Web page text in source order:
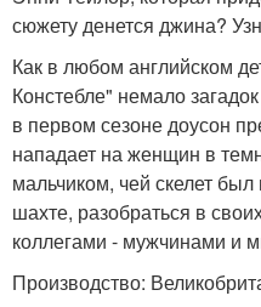
сюжету денется джина?
Как в любом английском
Констебле" немало
в первом сезоне доусон
нападает на женщин в
мальчиком, чей скелет
шахте, разобраться в
коллегами - мужчинами и
Производство: